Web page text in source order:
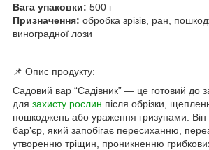
Вага упаковки: 500 г
Призначення: обробка зрізів, ран,
виноградної лози
📌 Опис продукту:
Садовий вар “Садівник” — це готовий до
для захисту рослин після обрізки,
пошкоджень або ураження гризунами. Він
бар’єр, який запобігає пересиханню,
утворенню тріщин, проникненню